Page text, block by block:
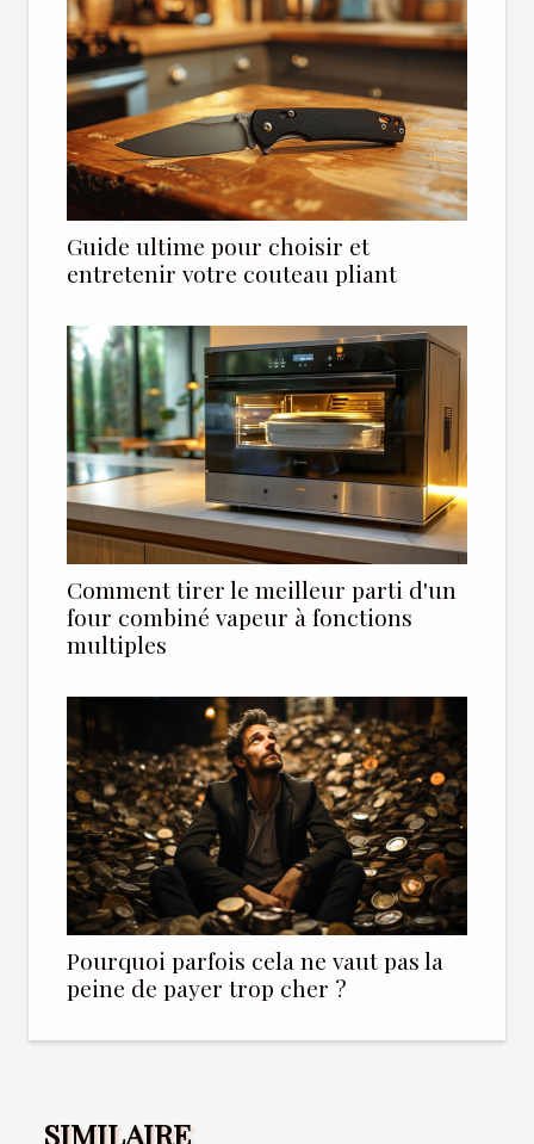
Guide ultime pour choisir et
entretenir votre couteau pliant
Comment tirer le meilleur parti d'un
four combiné vapeur à fonctions
multiples
Pourquoi parfois cela ne vaut pas la
peine de payer trop cher ?
SIMILAIRE